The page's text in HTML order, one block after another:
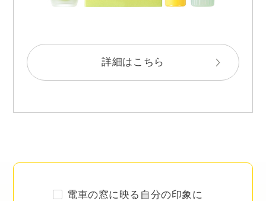
詳細はこちら
電車の窓に映る自分の印象に